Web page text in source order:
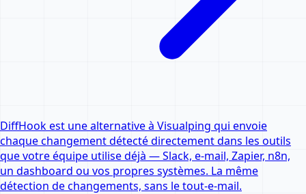
DiffHook est une alternative à Visualping qui envoie
chaque changement détecté directement dans les outils
que votre équipe utilise déjà — Slack, e-mail, Zapier, n8n,
un dashboard ou vos propres systèmes. La même
détection de changements, sans le tout-e-mail.